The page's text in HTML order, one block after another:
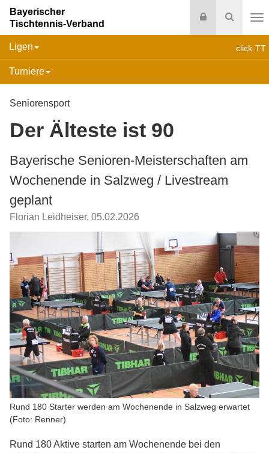
Suche
Login
Bayerischer
Tischtennis-Verband
click-TT
Ligen
Turniere
Seniorensport
Der Älteste ist 90
Bayerische Senioren-Meisterschaften am
Wochenende in Salzweg / Livestream
geplant
Florian Leidheiser, 05.02.2026
Rund 180 Starter werden am Wochenende in Salzweg erwartet
(Foto: Renner)
Rund 180 Aktive starten am Wochenende bei den